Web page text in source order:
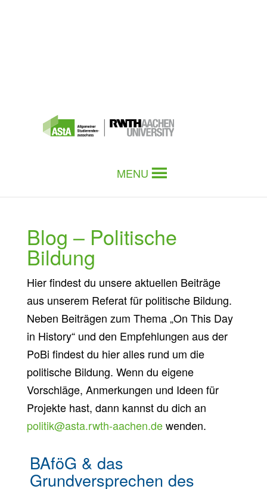
MENU
Blog – Politische
Bildung
Hier findest du unsere aktuellen Beiträge
aus unserem Referat für politische Bildung.
Neben Beiträgen zum Thema „On This Day
in History“ und den Empfehlungen aus der
PoBi findest du hier alles rund um die
politische Bildung. Wenn du eigene
Vorschläge, Anmerkungen und Ideen für
Projekte hast, dann kannst du dich an
politik@asta.rwth-aachen.dewenden.
BAföG & das
Grundversprechen des